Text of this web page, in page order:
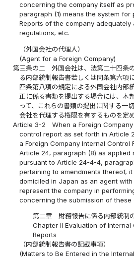
concerning the company itself as
paragraph (1) means the system for
Reports of the company
regulations, etc.
（外国会社の代理人）
(Agent for a Foreign Company)
第三条の二
外国会社は、法第二十四条
る内部統制報告書若しくは同条第六項
四条第八項の規定による外国会社内部
正に係る書類を提出する場合には、本
って、これらの書類の提出に関する一
会社を代理する権限を有するものを定
Article 3-2
When a Foreign
control report as set forth in Article
a Foreign Company Internal Control
Article 24, paragraph (8) as applied
pursuant to Article 24-4-4,
pertaining to amendments thereof,
domiciled in Japan as an agent
represent the company in
concerning the submission of these
第二章 財務報告に係る内部統制
Chapter II Evaluation of Internal
Reports
（内部統制報告書の記載事項）
(Matters to Be Entered in the